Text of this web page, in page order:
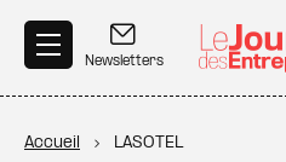
Newsletters
Fil d'Ariane
Accueil LASOTEL